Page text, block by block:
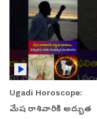
Ugadi Horoscope:
మేష రాశివారికి అద్భుత